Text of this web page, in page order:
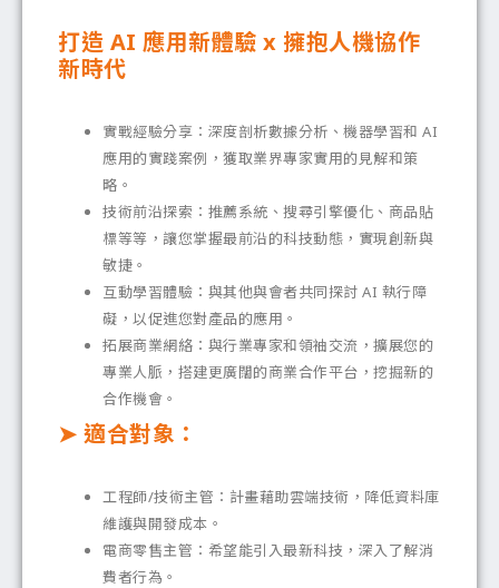
打造 AI 應用新體驗 x 擁抱人機協作
新時代
實戰經驗分享：深度剖析數據分析、機器學習和 AI
應用的實踐案例，獲取業界專家實用的見解和策
略。
技術前沿探索：推薦系統、搜尋引擎優化、商品貼
標等等，讓您掌握最前沿的科技動態，實現創新與
敏捷。
互動學習體驗：與其他與會者共同探討 AI 執行障
礙，以促進您對產品的應用。
拓展商業網絡：與行業專家和領袖交流，擴展您的
專業人脈，搭建更廣闊的商業合作平台，挖掘新的
合作機會。
➤ 適合對象：
工程師/技術主管：計畫藉助雲端技術，降低資料庫
維護與開發成本。
電商零售主管：希望能引入最新科技，深入了解消
費者行為。